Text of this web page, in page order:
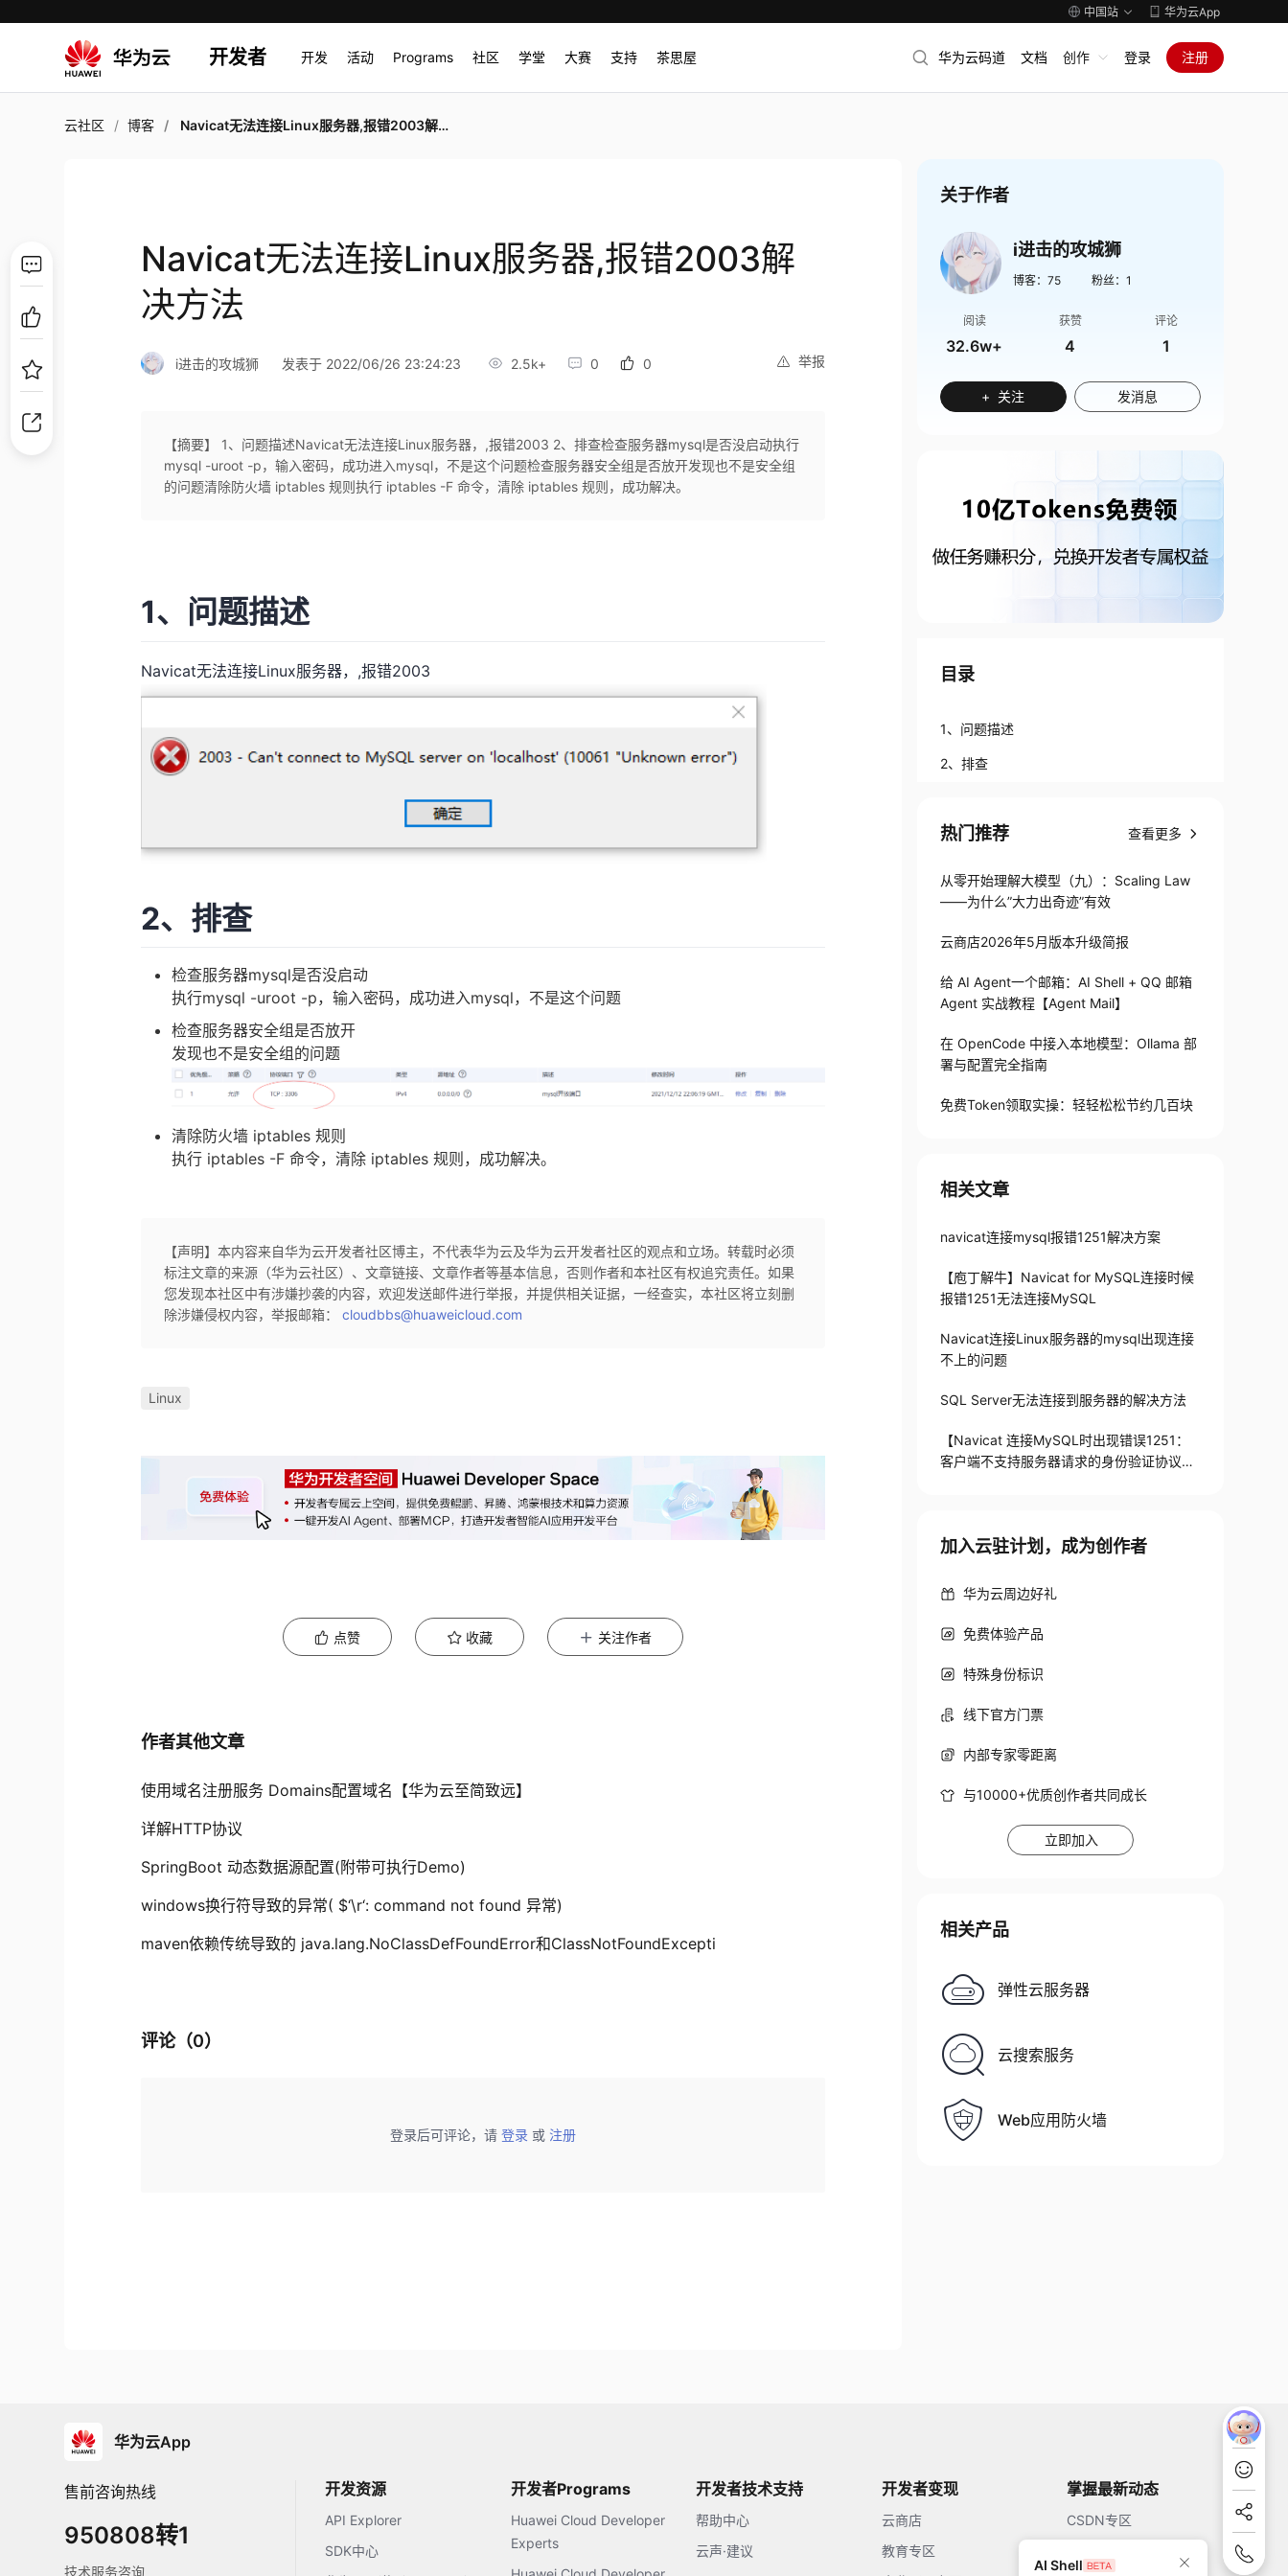
中国站 华为云App
开发者 开发 活动 Programs 社区 学堂 大赛 支持 茶思屋 华为云码道 文档 创作 登录 注册
云社区 博客 Navicat无法连接Linux服务器,报错2003解决方法
Navicat无法连接Linux服务器,报错2003解
决方法
举报
i进击的攻城狮 发表于 2022/06/26 23:24:23 2.5k+ 0 0
【摘要】 1、问题描述Navicat无法连接Linux服务器，,报错2003 2、排查检查服务器mysql是否没启动执行
mysql -uroot -p，输入密码，成功进入mysql，不是这个问题检查服务器安全组是否放开发现也不是安全组
的问题清除防火墙 iptables 规则执行 iptables -F 命令，清除 iptables 规则，成功解决。
1、问题描述
Navicat无法连接Linux服务器，,报错2003
2、排查
检查服务器mysql是否没启动
执行mysql -uroot -p，输入密码，成功进入mysql，不是这个问题
检查服务器安全组是否放开
发现也不是安全组的问题
清除防火墙 iptables 规则
执行 iptables -F 命令，清除 iptables 规则，成功解决。
【声明】本内容来自华为云开发者社区博主，不代表华为云及华为云开发者社区的观点和立场。转载时必须
标注文章的来源（华为云社区）、文章链接、文章作者等基本信息，否则作者和本社区有权追究责任。如果
您发现本社区中有涉嫌抄袭的内容，欢迎发送邮件进行举报，并提供相关证据，一经查实，本社区将立刻删
除涉嫌侵权内容，举报邮箱：cloudbbs@huaweicloud.com
Linux
点赞 收藏 关注作者
作者其他文章
使用域名注册服务 Domains配置域名【华为云至简致远】
详解HTTP协议
SpringBoot 动态数据源配置(附带可执行Demo)
windows换行符导致的异常( $‘\r‘: command not found 异常)
maven依赖传统导致的 java.lang.NoClassDefFoundError和ClassNotFoundExcepti
评论（0）
登录后可评论，请 登录 或 注册
关于作者
i进击的攻城狮
博客： 75 粉丝： 1
阅读
32.6w+
获赞
4
评论
1
+ 关注 发消息
目录
1、问题描述
2、排查
热门推荐 查看更多
从零开始理解大模型（九）：Scaling Law
——为什么”大力出奇迹”有效
云商店2026年5月版本升级简报
给 AI Agent一个邮箱：AI Shell + QQ 邮箱
Agent 实战教程【Agent Mail】
在 OpenCode 中接入本地模型：Ollama 部
署与配置完全指南
免费Token领取实操：轻轻松松节约几百块
相关文章
navicat连接mysql报错1251解决方案
【庖丁解牛】Navicat for MySQL连接时候
报错1251无法连接MySQL
Navicat连接Linux服务器的mysql出现连接
不上的问题
SQL Server无法连接到服务器的解决方法
【Navicat 连接MySQL时出现错误1251：
客户端不支持服务器请求的身份验证协议；
加入云驻计划，成为创作者
华为云周边好礼
免费体验产品
特殊身份标识
线下官方门票
内部专家零距离
与10000+优质创作者共同成长
立即加入
相关产品
弹性云服务器
云搜索服务
Web应用防火墙
AI Shell
华为云App
售前咨询热线
950808转1
技术服务咨询
开发资源
API Explorer
SDK中心
开发者Programs
Huawei Cloud Developer
Experts
开发者技术支持
帮助中心
云声·建议
开发者变现
云商店
教育专区
掌握最新动态
CSDN专区